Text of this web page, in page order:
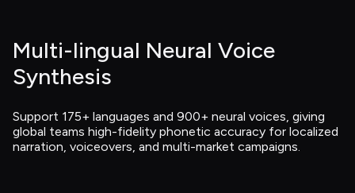
Multi-lingual Neural Voice
Synthesis
Support 175+ languages and 900+ neural voices, giving
global teams high-fidelity phonetic accuracy for localized
narration, voiceovers, and multi-market campaigns.